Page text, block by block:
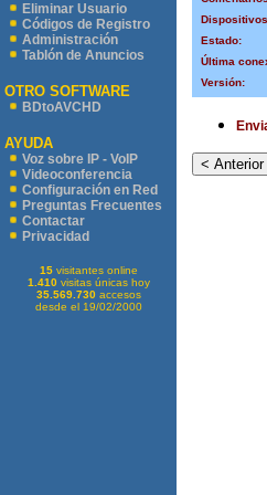
Eliminar Usuario
Códigos de Registro
Administración
Tablón de Anuncios
OTRO SOFTWARE
BDtoAVCHD
AYUDA
Voz sobre IP - VoIP
Videoconferencia
Configuración en Red
Preguntas Frecuentes
Contactar
Privacidad
15visitantes online
1.410visitas únicas hoy
35.569.730accesos
desde el 19/02/2000
Estado:
Última
Versión: